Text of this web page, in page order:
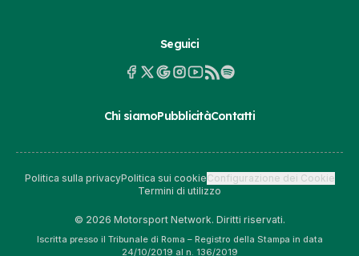
Seguici
Chi siamoPubblicitàContatti
Politica sulla privacyPolitica sui cookieConfigurazione dei Cookie
Termini di utilizzo
© 2026 Motorsport Network. Diritti riservati.
Iscritta presso il Tribunale di Roma – Registro della Stampa in data
24/10/2019 al n. 136/2019